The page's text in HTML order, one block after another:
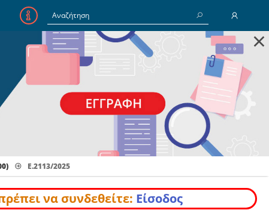
E-Mail
Κωδικός
Να με θυμάσαι
×
Ε.2113/2025
να συνδεθείτε: Είσοδος